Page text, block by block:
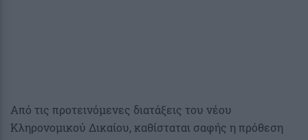
Από τις προτεινόμενες διατάξεις του νέου
Κληρονομικού Δικαίου, καθίσταται σαφής η πρόθεση